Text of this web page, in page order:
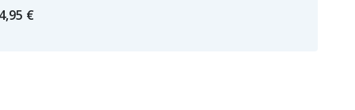
€